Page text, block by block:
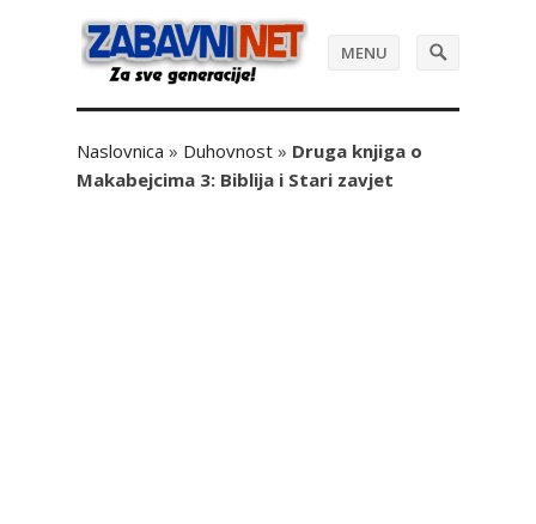
MENU
Naslovnica » Duhovnost » Druga knjiga o
Makabejcima 3: Biblija i Stari zavjet